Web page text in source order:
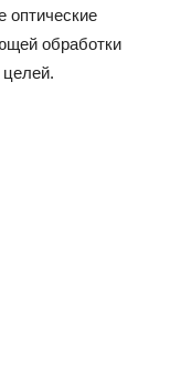
оптические
обработки